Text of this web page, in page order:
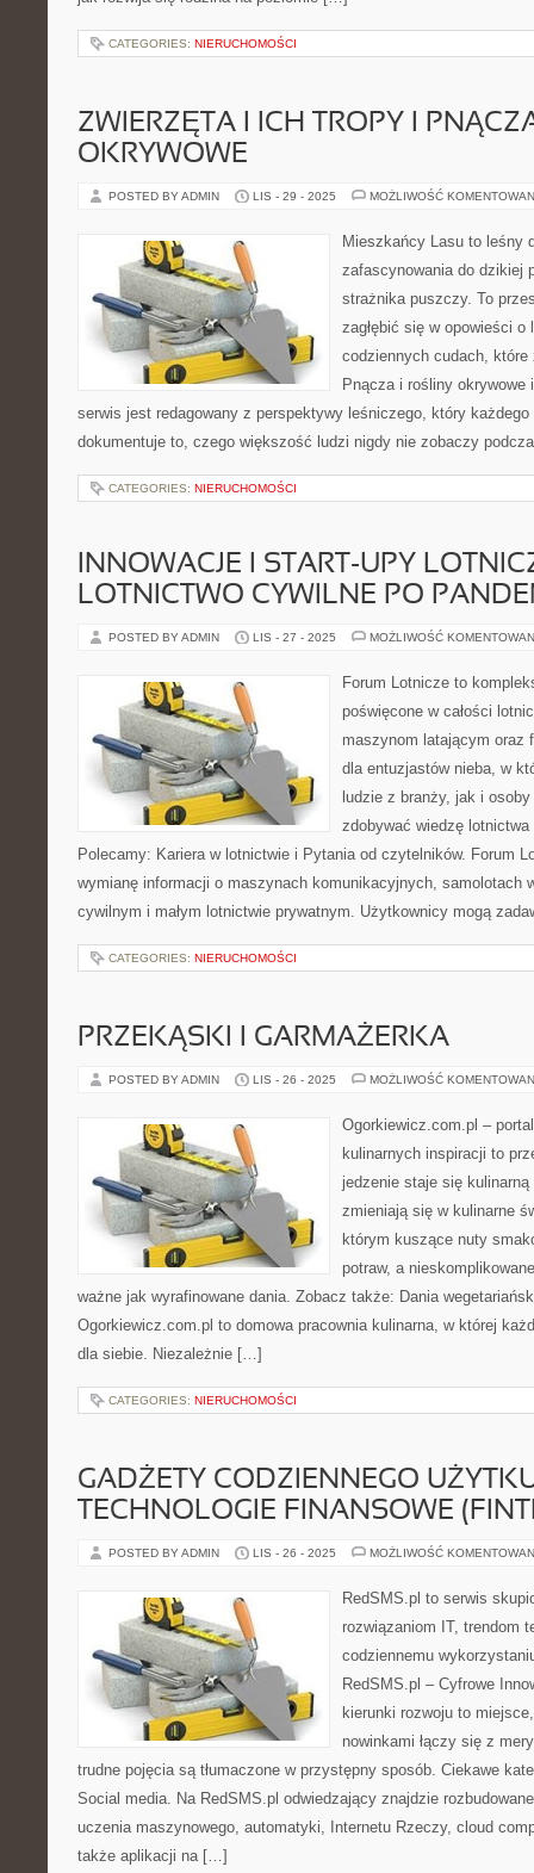
CATEGORIES: NIERUCHOMOŚCI
ZWIERZĘTA I ICH TROPY I
OKRYWOWE
POSTED BY ADMIN LIS - 29 - 2025 MOŻLIWOŚĆ
Mieszkańcy Lasu to leśny
zafascynowania do dzikiej
strażnika puszczy. To
zagłębić się w opowieści
codziennych cudach, które
Pnącza i rośliny okrywowe
serwis jest redagowany z perspektywy leśniczego, który
dokumentuje to, czego większość ludzi nigdy nie zobaczy
CATEGORIES: NIERUCHOMOŚCI
INNOWACJE I START-UPY
LOTNICTWO CYWILNE PO
POSTED BY ADMIN LIS - 27 - 2025 MOŻLIWOŚĆ
Forum Lotnicze to
poświęcone w całości
maszynom latającym oraz
dla entuzjastów nieba, w
ludzie z branży, jak i
zdobywać wiedzę
Polecamy: Kariera w lotnictwie i Pytania od czytelników. Forum
wymianę informacji o maszynach komunikacyjnych, samolotach
cywilnym i małym lotnictwie prywatnym. Użytkownicy mogą
CATEGORIES: NIERUCHOMOŚCI
PRZEKĄSKI I GARMAŻERKA
POSTED BY ADMIN LIS - 26 - 2025 MOŻLIWOŚĆ
Ogorkiewicz.com.pl –
kulinarnych inspiracji to
jedzenie staje się
zmieniają się w kulinarne
którym kuszące nuty
potraw, a
ważne jak wyrafinowane dania. Zobacz także: Dania
Ogorkiewicz.com.pl to domowa pracownia kulinarna, w której
dla siebie. Niezależnie […]
CATEGORIES: NIERUCHOMOŚCI
GADŻETY CODZIENNEGO
TECHNOLOGIE FINANSOWE
POSTED BY ADMIN LIS - 26 - 2025 MOŻLIWOŚĆ
RedSMS.pl to serwis
rozwiązaniom IT, trendom
codziennemu
RedSMS.pl – Cyfrowe
kierunki rozwoju to
nowinkami łączy się z
trudne pojęcia są tłumaczone w przystępny sposób. Ciekawe
Social media. Na RedSMS.pl odwiedzający znajdzie
uczenia maszynowego, automatyki, Internetu Rzeczy, cloud
także aplikacji na […]